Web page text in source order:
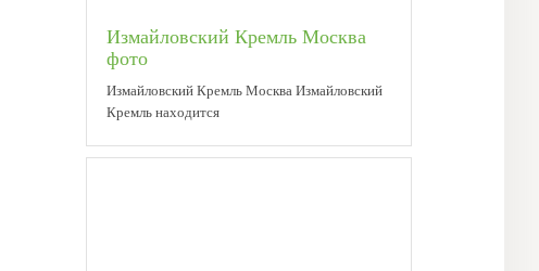
Измайловский Кремль Москва
фото
Измайловский Кремль Москва Измайловский
Кремль находится